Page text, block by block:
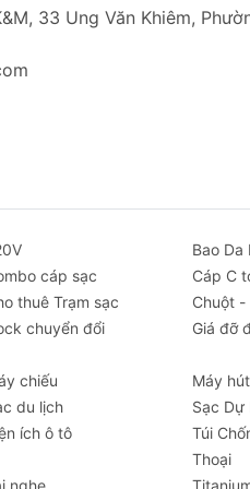
Thanh Chuyên Nghiệp
(1080P) và khả năng hỗ
năng tự động lấy nét
bằng tay. Máy có thể chiếu
ánh sáng xanh có hại.
không kém phần ấn
nghiệm âm thanh sống
T4 được trang bị kho
có thể dễ dàng truy cập
cả trẻ em và người lớn
33 Ung Văn Khiêm,
Bao Da
cáp sạc Cáp C
thuê Trạm sạc Chuột -
chuyển đổi Giá đỡ
chiếu Máy
du lịch Sạc Dự
ích ô tô
Túi
Thoại
nghe